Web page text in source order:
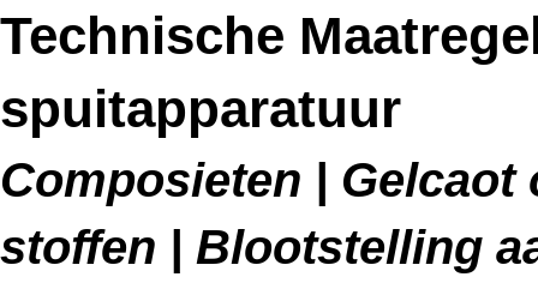
Technische
spuitapparatuur
Composieten |
stoffen | Blootstelling